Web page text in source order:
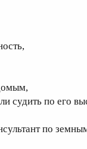
судить по его
по